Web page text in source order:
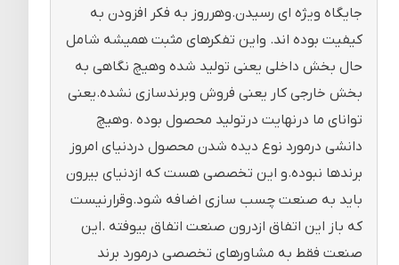
جایگاه ویژه ای رسیدن.وهرروز به فکر افزودن به
کیفیت بوده اند. واین تفکرهای مثبت همیشه شامل
حال بخش داخلی یعنی تولید شده وهیچ نگاهی به
بخش خارجی کار یعنی فروش وبرندسازی نشده.یعنی
توانای ما درنهایت درتولید محصول بوده .وهیچ
دانشی درمورد نوع دیده شدن محصول دردنیای امروز
برندها نبوده.و این تخصصی هست که ازدنیای بیرون
باید به صنعت چسب سازی اضافه شود.وقرارنیست
که باز این اتفاق ازدرون صنعت اتفاق بیوفته .این
صنعت فقط به مشاورهای تخصصی درمورد برند